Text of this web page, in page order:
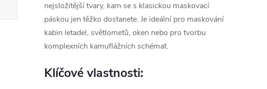
nejsložitější tvary, kam se s klasickou maskovací
páskou jen těžko dostanete. Je ideální pro maskování
kabin letadel, světlometů, oken nebo pro tvorbu
komplexních kamuflážních schémat.
Klíčové vlastnosti: